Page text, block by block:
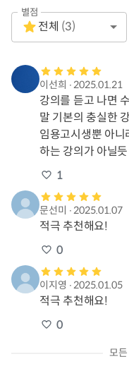
별점
1 Star
Empty
전체 (3)
이선희 ∙2025.01.21
강의를 듣고 나면
말 기본의 충실한
임용고시생뿐 아
하는 강의가 아닐
1
문선미 ∙2025.01.07
적극 추천해요!
0
이지영 ∙2025.01.05
적극 추천해요!
0
모